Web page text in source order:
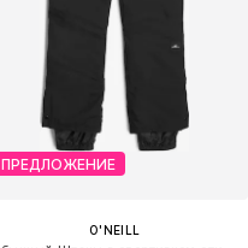
ПРЕДЛОЖЕНИЕ
O'NEILL